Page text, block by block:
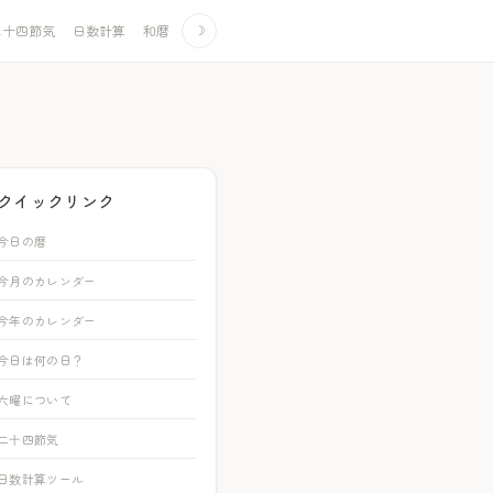
四節気 日数計算 和暦 ☽
クイックリンク
日の暦
月のカレンダー
年のカレンダー
日は何の日？
曜について
十四節気
日数計算ツール